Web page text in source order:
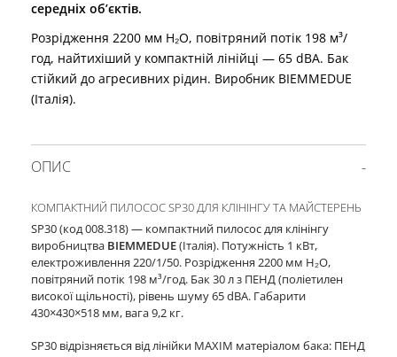
середніх об’єктів.
Розрідження 2200 мм H₂O, повітряний потік 198 м³/
год, найтихіший у компактній лінійці — 65 dBA. Бак
стійкий до агресивних рідин. Виробник BIEMMEDUE
(Італія).
ОПИС
КОМПАКТНИЙ ПИЛОСОС SP30 ДЛЯ КЛІНІНГУ ТА МАЙСТЕРЕНЬ
SP30 (код 008.318) — компактний пилосос для клінінгу
виробництва BIEMMEDUE(Італія). Потужність 1 кВт,
електроживлення 220/1/50. Розрідження 2200 мм H₂O,
повітряний потік 198 м³/год. Бак 30 л з ПЕНД (поліетилен
високої щільності), рівень шуму 65 dBA. Габарити
430×430×518 мм, вага 9,2 кг.
SP30 відрізняється від лінійки MAXIM матеріалом бака: ПЕНД